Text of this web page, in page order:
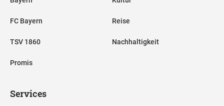
FC Bayern
TSV 1860
Promis
Reise
Nachhaltigkeit
Services